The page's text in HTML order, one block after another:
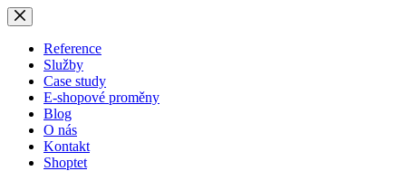
Skip
to
contentReference
Služby
Case study
E-shopové proměny
Blog
O nás
Kontakt
Shoptet